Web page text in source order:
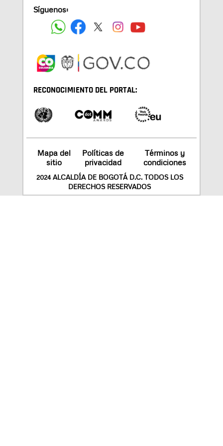
Síguenos:
RECONOCIMIENTO DEL PORTAL:
Mapa del
sitio
Políticas de
privacidad
Términos y
condiciones
2024 ALCALDÍA DE BOGOTÁ D.C. TODOS LOS
DERECHOS RESERVADOS